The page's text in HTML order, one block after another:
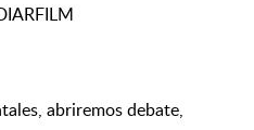
abriremos debate,